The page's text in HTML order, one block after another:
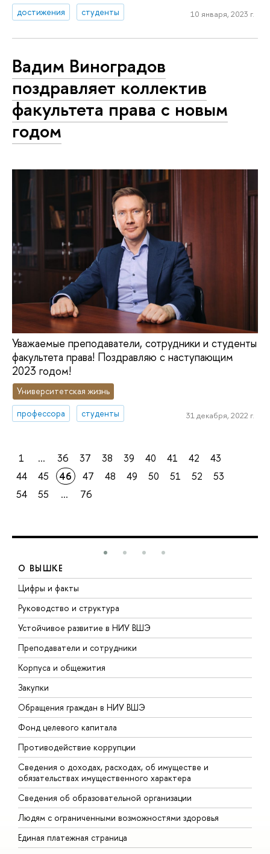
достижения
студенты 10 января, 2023 г.
Вадим Виноградов
поздравляет коллектив
факультета права с новым
годом
Уважаемые преподаватели, сотрудники и студенты
факультета права! Поздравляю с наступающим
2023 годом!
Университетская жизнь
профессора
студенты 31 декабря, 2022 г.
1 ... 36 37 38 39 40 41 42
43
44
45 46 47 48 49 50 51 52
53
54
55 ... 76
О ВЫШКЕ
Цифры и факты
Руководство и структура
Устойчивое развитие в НИУ ВШЭ
Преподаватели и сотрудники
Корпуса и общежития
Закупки
Обращения граждан в НИУ ВШЭ
Фонд целевого капитала
Противодействие коррупции
Сведения о доходах, расходах, об имуществе и
обязательствах имущественного характера
Сведения об образовательной организации
Людям с ограниченными возможностями здоровья
Единая платежная страница